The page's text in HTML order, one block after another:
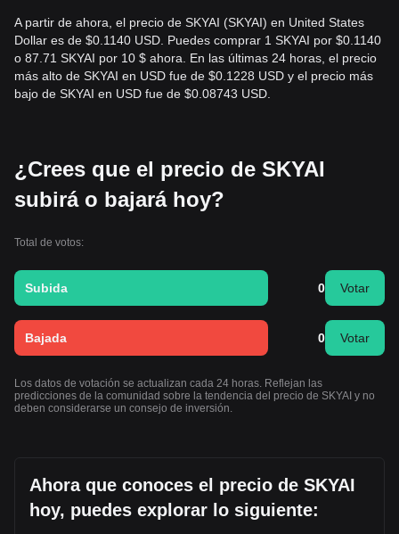
A partir de ahora, el precio de SKYAI (SKYAI) en United States
Dollar es de $0.1140 USD. Puedes comprar 1 SKYAI por $0.1140
o 87.71 SKYAI por 10 $ ahora. En las últimas 24 horas, el precio
más alto de SKYAI en USD fue de $0.1228 USD y el precio más
bajo de SKYAI en USD fue de $0.08743 USD.
¿Crees que el precio de SKYAI
subirá o bajará hoy?
Total de votos:
Subida 0 Votar
Bajada 0 Votar
Los datos de votación se actualizan cada 24 horas. Reflejan las
predicciones de la comunidad sobre la tendencia del precio de SKYAI y no
deben considerarse un consejo de inversión.
Ahora que conoces el precio de SKYAI
hoy, puedes explorar lo siguiente: